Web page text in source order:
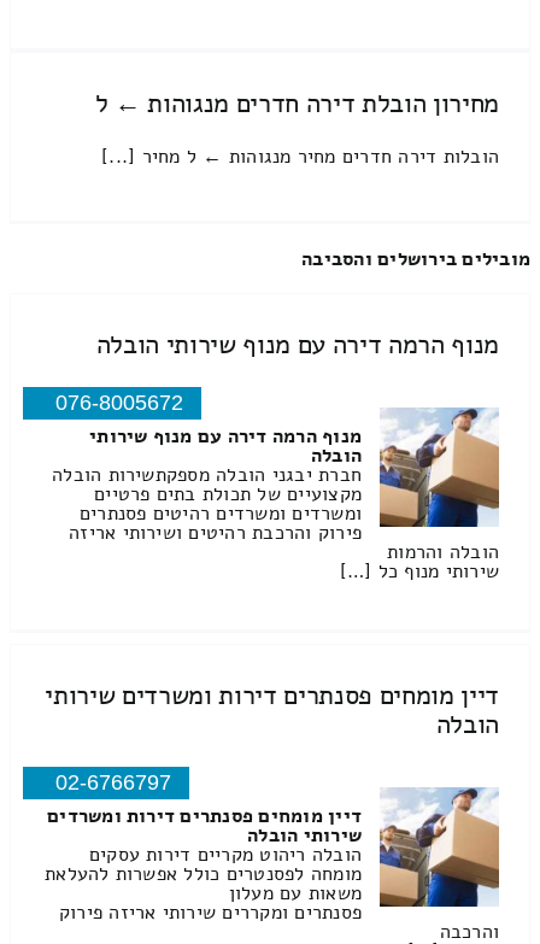
מחירון הובלת דירה חדרים מנגוהות ← ל
הובלות דירה חדרים מחיר מנגוהות ← ל מחיר [...]
מובילים בירושלים והסביבה
מנוף הרמה דירה עם מנוף שירותי הובלה
076-8005672
מנוף הרמה דירה עם מנוף שירותי
הובלה
חברת יבגני הובלה מספקתשירות הובלה
מקצועיים של תכולת בתים פרטיים
ומשרדים ומשרדים רהיטים פסנתרים
פירוק והרכבת רהיטים ושירותי אריזה
הובלה והרמות
שירותי מנוף כל […]
דיין מומחים פסנתרים דירות ומשרדים שירותי
הובלה
02-6766797
דיין מומחים פסנתרים דירות ומשרדים
שירותי הובלה
הובלה ריהוט מקריים דירות עסקים
מומחה לפסנטרים כולל אפשרות להעלאת
משאות עם מעלון
פסנתרים ומקררים שירותי אריזה פירוק
והרכבה